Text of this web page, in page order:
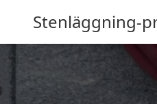
Stenläggning-